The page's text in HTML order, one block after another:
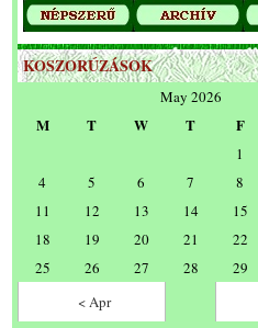
KOSZORÚZÁSOK
May 2026
M T W T F
1
4
5 6 7 8
11
12 13 14 15
18
19 20 21 22
25
26 27 28 29
< Apr